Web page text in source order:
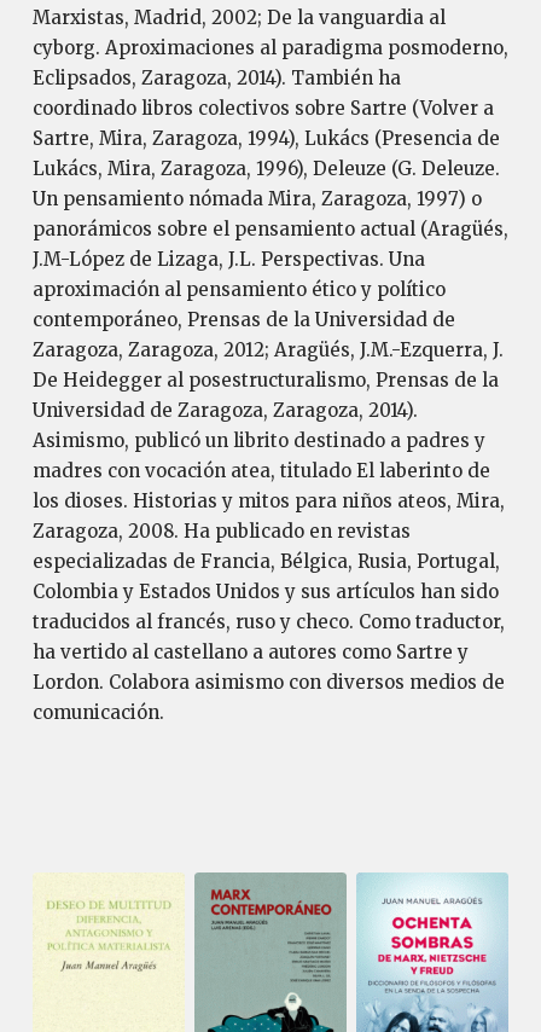
Marxistas, Madrid, 2002; De la vanguardia al
cyborg. Aproximaciones al paradigma posmoderno,
Eclipsados, Zaragoza, 2014). También ha
coordinado libros colectivos sobre Sartre (Volver a
Sartre, Mira, Zaragoza, 1994), Lukács (Presencia de
Lukács, Mira, Zaragoza, 1996), Deleuze (G. Deleuze.
Un pensamiento nómada Mira, Zaragoza, 1997) o
panorámicos sobre el pensamiento actual (Aragüés,
J.M-López de Lizaga, J.L. Perspectivas. Una
aproximación al pensamiento ético y político
contemporáneo, Prensas de la Universidad de
Zaragoza, Zaragoza, 2012; Aragüés, J.M.-Ezquerra, J.
De Heidegger al posestructuralismo, Prensas de la
Universidad de Zaragoza, Zaragoza, 2014).
Asimismo, publicó un librito destinado a padres y
madres con vocación atea, titulado El laberinto de
los dioses. Historias y mitos para niños ateos, Mira,
Zaragoza, 2008. Ha publicado en revistas
especializadas de Francia, Bélgica, Rusia, Portugal,
Colombia y Estados Unidos y sus artículos han sido
traducidos al francés, ruso y checo. Como traductor,
ha vertido al castellano a autores como Sartre y
Lordon. Colabora asimismo con diversos medios de
comunicación.